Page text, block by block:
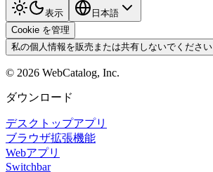
表示
日本語
Cookie を管理
私の個人情報を販売または共有しないでください
© 2026 WebCatalog, Inc.
ダウンロード
デスクトップアプリ
ブラウザ拡張機能
Webアプリ
Switchbar